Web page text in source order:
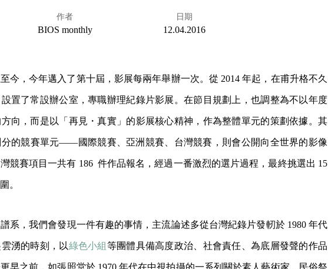
作者
BIOS monthly
日期
12.04.2016
今，今年邁入了第十屆，影展每兩年舉辦一次。從 2014 年起，在甫升格不久
置了常設辦公室，專職辦理紀錄片影展。在節目規劃上，也調整為不以年度
向，而是以「再見・真實」的影展核心精神，作為整體單元的策劃依據。其
的競賽單元——國際競賽、亞洲競賽、台灣競賽，則會公開向全世界的影像
競賽項目一共有 186 件作品報名，經過一番激烈的選片過程，最終挑選出 15
。
系，我們會發現一件有趣的事情，主流論述多從台灣紀錄片發軔於 1980 年代
湧的時刻，以綠色小組 等團體具備高度政治、社會責任、為底層發聲的作品
早之前，如張照堂於 1970 年代在中視拍攝的一系列關於素人藝術家、民俗祭